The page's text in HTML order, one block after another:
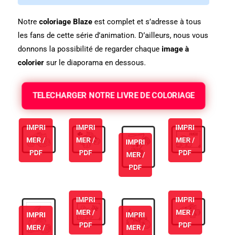
Notre coloriage Blaze est complet et s’adresse à tous
les fans de cette série d’animation. D’ailleurs, nous vous
donnons la possibilité de regarder chaque image à
colorier sur le diaporama en dessous.
TELECHARGER NOTRE LIVRE DE COLORIAGE
IMPRI
MER /
PDF
IMPRI
MER /
PDF
IMPRI
MER /
PDF
IMPRI
MER /
PDF
IMPRI
MER /
IMPRI
MER /
PDF
IMPRI
MER /
IMPRI
MER /
PDF